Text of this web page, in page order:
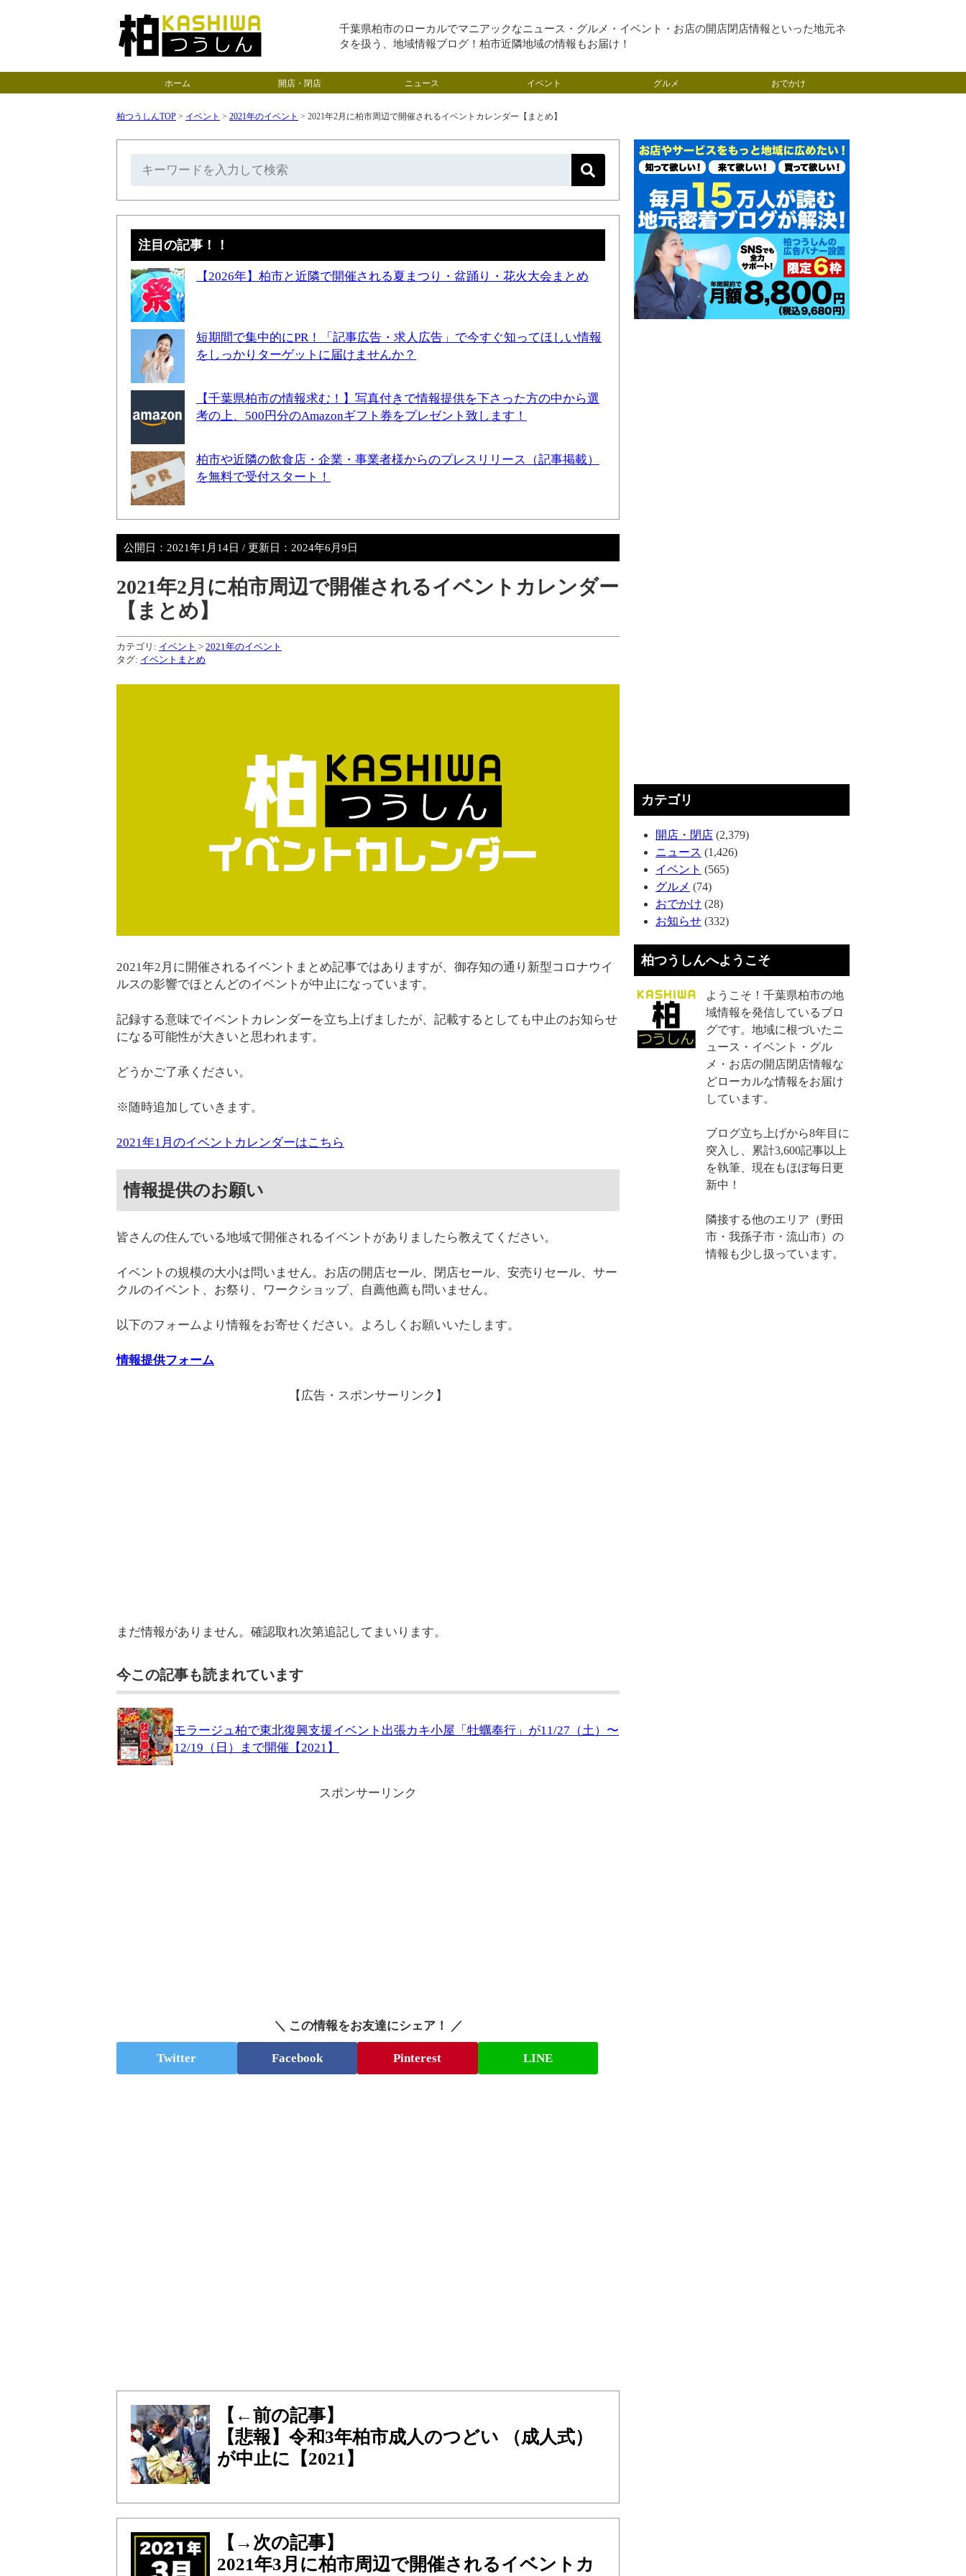
千葉県柏市のローカルでマニアックなニュース・グルメ・イベント・お店の開店閉店情報といった地元ネ
タを扱う、地域情報ブログ！柏市近隣地域の情報もお届け！
ホーム 開店・閉店 ニュース イベント グルメ おでかけ
柏つうしんTOP > イベント > 2021年のイベント > 2021年2月に柏市周辺で開催されるイベントカレンダー【まとめ】
注目の記事！！
【2026年】柏市と近隣で開催される夏まつり・盆踊り・花火大会まとめ
短期間で集中的にPR！「記事広告・求人広告」で今すぐ知ってほしい情報
をしっかりターゲットに届けませんか？
【千葉県柏市の情報求む！】写真付きで情報提供を下さった方の中から選
考の上、500円分のAmazonギフト券をプレゼント致します！
柏市や近隣の飲食店・企業・事業者様からのプレスリリース（記事掲載）
を無料で受付スタート！
公開日： 2021年1月14日 / 更新日： 2024年6月9日
2021年2月に柏市周辺で開催されるイベントカレンダー
【まとめ】
カテゴリ: イベント > 2021年のイベント
タグ: イベントまとめ
2021年2月に開催されるイベントまとめ記事ではありますが、御存知の通り新型コロナウイ
ルスの影響でほとんどのイベントが中止になっています。
記録する意味でイベントカレンダーを立ち上げましたが、記載するとしても中止のお知らせ
になる可能性が大きいと思われます。
どうかご了承ください。
※随時追加していきます。
2021年1月のイベントカレンダーはこちら
情報提供のお願い
皆さんの住んでいる地域で開催されるイベントがありましたら教えてください。
イベントの規模の大小は問いません。お店の開店セール、閉店セール、安売りセール、サー
クルのイベント、お祭り、ワークショップ、自薦他薦も問いません。
以下のフォームより情報をお寄せください。よろしくお願いいたします。
情報提供フォーム
【広告・スポンサーリンク】
まだ情報がありません。確認取れ次第追記してまいります。
今この記事も読まれています
モラージュ柏で東北復興支援イベント出張カキ小屋「牡蠣奉行」が11/27（土）〜
12/19（日）まで開催【2021】
スポンサーリンク
＼ この情報をお友達にシェア！ ／
Twitter Facebook Pinterest LINE
【←前の記事】
【悲報】令和3年柏市成人のつどい （成人式）
が中止に【2021】
【→次の記事】
2021年3月に柏市周辺で開催されるイベントカ
カテゴリ
開店・閉店 (2,379)
ニュース (1,426)
イベント (565)
グルメ (74)
おでかけ (28)
お知らせ (332)
柏つうしんへようこそ
ようこそ！千葉県柏市の地
域情報を発信しているブロ
グです。地域に根づいたニ
ュース・イベント・グル
メ・お店の開店閉店情報な
どローカルな情報をお届け
しています。
ブログ立ち上げから8年目に
突入し、累計3,600記事以上
を執筆、現在もほぼ毎日更
新中！
隣接する他のエリア（野田
市・我孫子市・流山市）の
情報も少し扱っています。